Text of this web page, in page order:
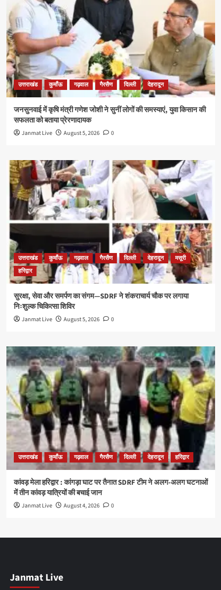
उत्तराखंड कुमाँऊ गढ़वाल गैरसैण दिल्ली देहरादून
जनसुनवाई में कृषि मंत्री गणेश जोशी ने सुनीं लोगों की समस्याएं, युवा किसान की
सफलता को बताया प्रेरणादायक
Janmat Live August 5, 2026 0
उत्तराखंड कुमाँऊ गढ़वाल गैरसैण दिल्ली देहरादून
मसूरी
हरिद्वार
सुरक्षा, सेवा और समर्पण का संगम—SDRF ने शंकराचार्य चौक पर लगाया
निःशुल्क चिकित्सा शिविर
Janmat Live August 5, 2026 0
उत्तराखंड कुमाँऊ गढ़वाल गैरसैण दिल्ली देहरादून हरिद्वार
कांवड़ मेला हरिद्वार : कांगड़ा घाट पर तैनात SDRF टीम ने अलग-अलग घटनाओं
में तीन कांवड़ यात्रियों की बचाई जान
Janmat Live August 4, 2026 0
Janmat Live